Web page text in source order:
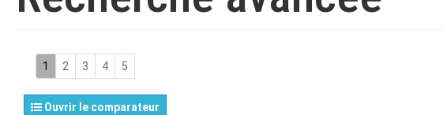
1 2 3 4 5
Ouvrir le comparateur